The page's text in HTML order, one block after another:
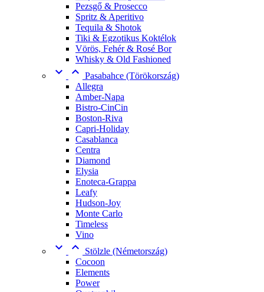
Pezsgő & Prosecco
Spritz & Aperitivo
Tequila & Shotok
Tiki & Egzotikus Koktélok
Vörös, Fehér & Rosé Bor
Whisky & Old Fashioned
  Pasabahce (Törökország)
Allegra
Amber-Napa
Bistro-CinCin
Boston-Riva
Capri-Holiday
Casablanca
Centra
Diamond
Elysia
Enoteca-Grappa
Leafy
Hudson-Joy
Monte Carlo
Timeless
Vino
 
Stölzle (Németország)
Cocoon
Elements
Power